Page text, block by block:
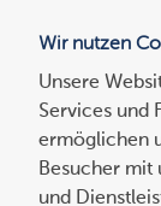
Suchen
nach:
Wir nutzen
Unsere
Services und
ermöglichen
Besucher mit
und